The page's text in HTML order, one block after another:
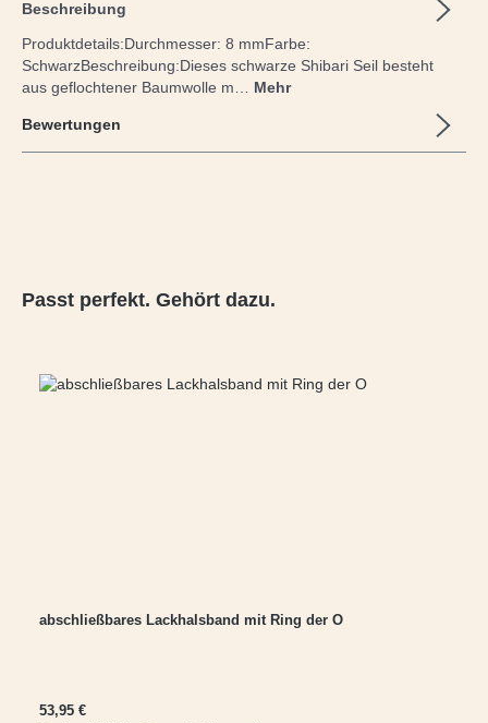
Beschreibung
Produktdetails:Durchmesser: 8 mmFarbe:
SchwarzBeschreibung:Dieses schwarze Shibari Seil besteht
aus geflochtener Baumwolle m… Mehr
Bewertungen
Produktgalerie überspringen
Passt perfekt. Gehört dazu.
abschließbares Lackhalsband mit Ring der O
Regulärer Preis:
53,95 €